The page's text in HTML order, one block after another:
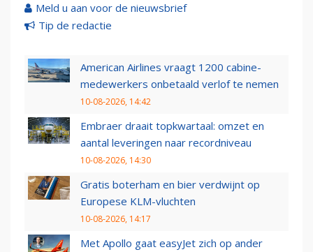
Meld u aan voor de nieuwsbrief
Tip de redactie
American Airlines vraagt 1200 cabine-
medewerkers onbetaald verlof te nemen
10-08-2026, 14:42
Embraer draait topkwartaal: omzet en
aantal leveringen naar recordniveau
10-08-2026, 14:30
Gratis boterham en bier verdwijnt op
Europese KLM-vluchten
10-08-2026, 14:17
Met Apollo gaat easyJet zich op ander